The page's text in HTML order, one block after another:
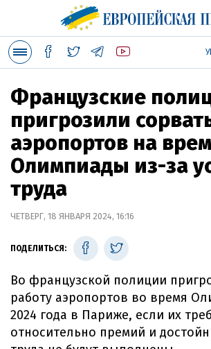
Французские
пригрозили
аэропортов на
Олимпиады из-за
труда
ЧЕТВЕРГ, 18 ЯНВАРЯ 2024, 16:16
ПОДЕЛИТЬСЯ:
Во французской полиции
работу аэропортов во время
2024 года в Париже, если их
относительно премий и